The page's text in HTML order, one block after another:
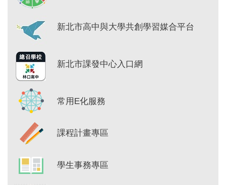
新北市高中與大學共創學習媒合平台
新北市課發中心入口網
常用E化服務
課程計畫專區
學生事務專區